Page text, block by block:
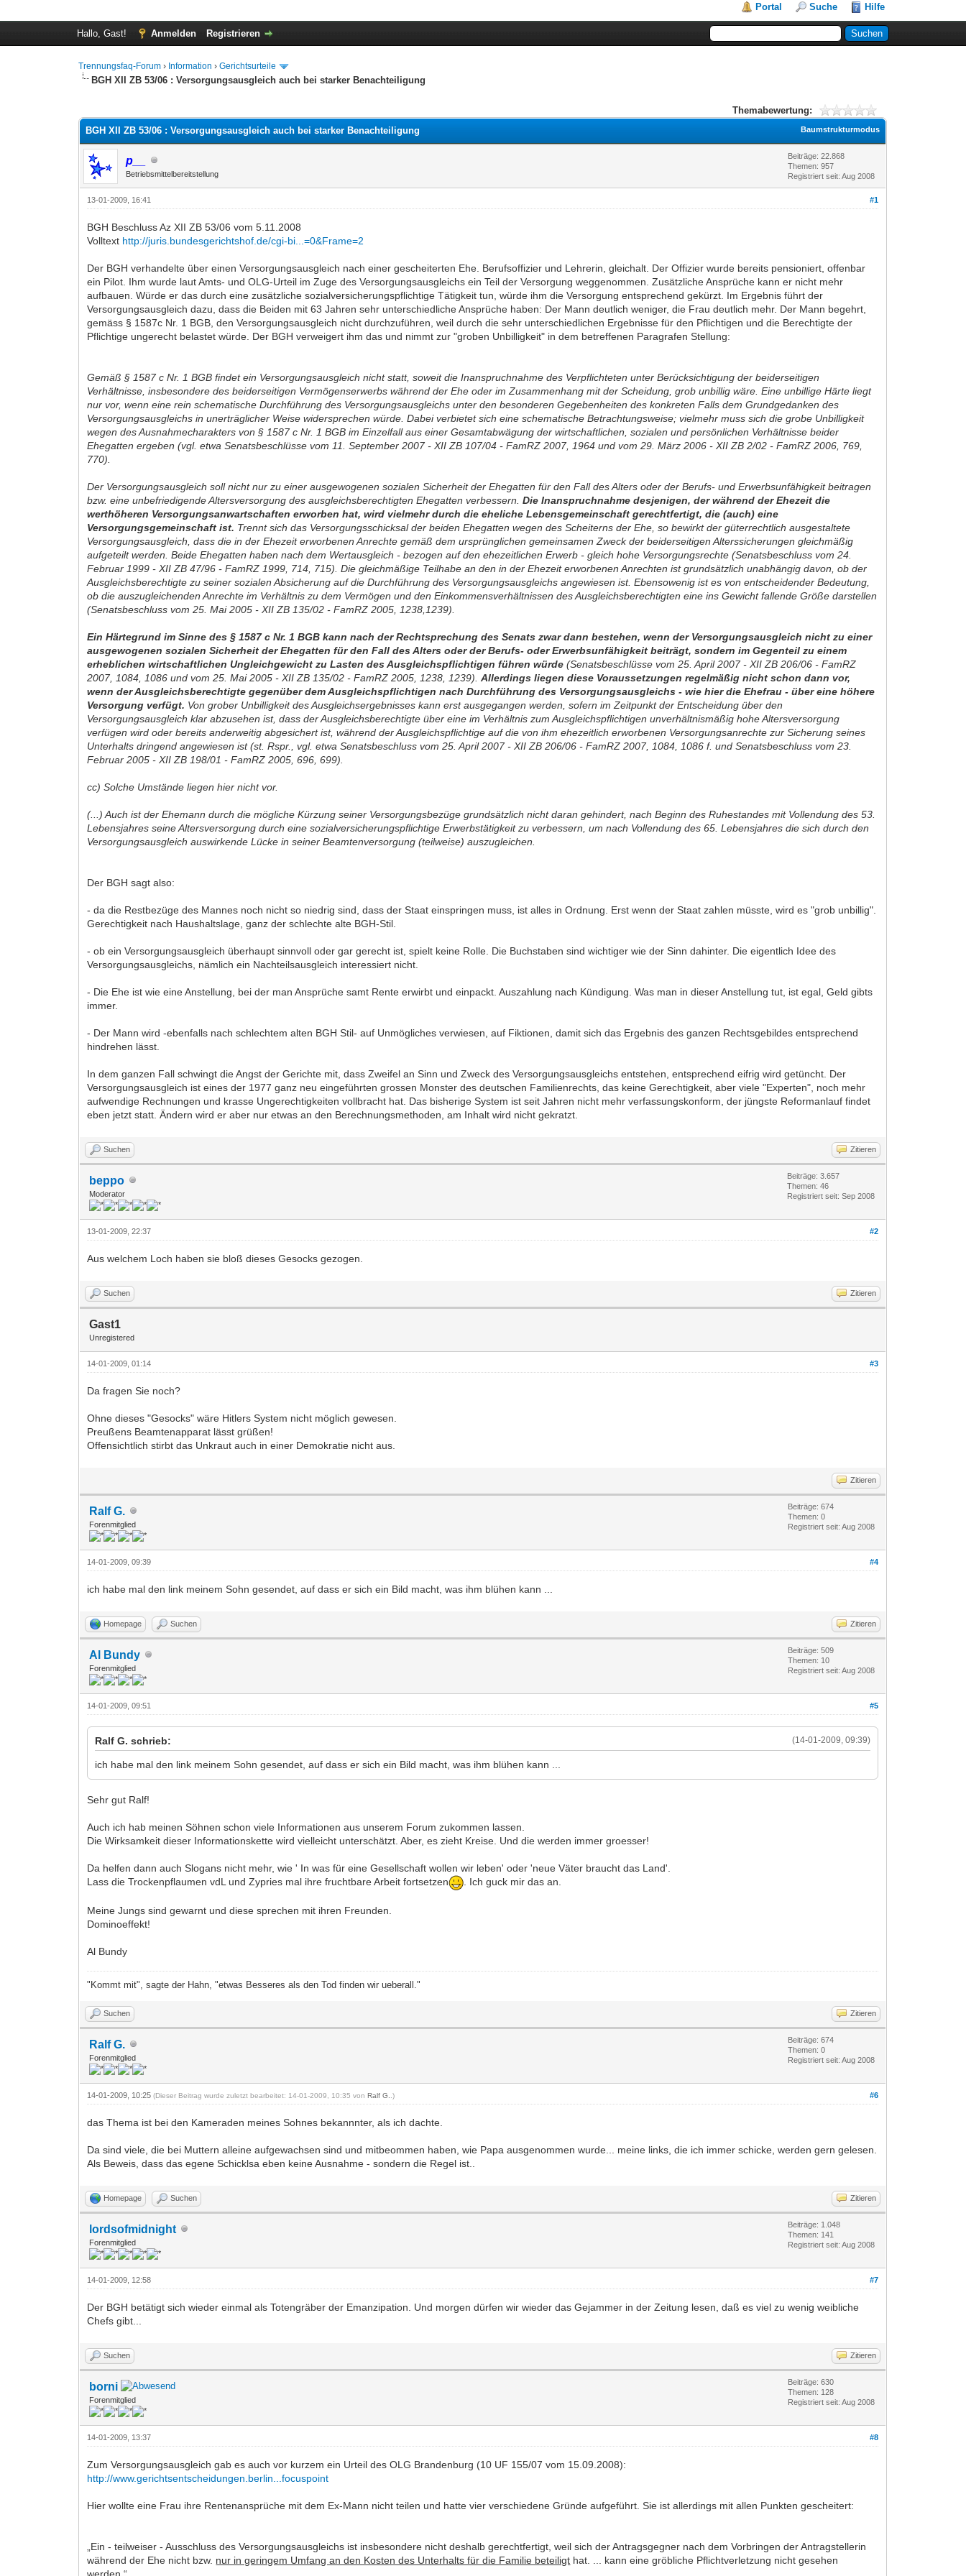
Portal Suche Hilfe
Hallo, Gast! Anmelden Registrieren
Trennungsfaq-Forum › Information ›Gerichtsurteile
BGH XII ZB 53/06 : Versorgungsausgleich auch bei starker Benachteiligung
Themabewertung:
Baumstrukturmodus
BGH XII ZB 53/06 : Versorgungsausgleich auch bei starker Benachteiligung
p__
Betriebsmittelbereitstellung
Beiträge: 22.868
Themen: 957
Registriert seit: Aug 2008
#1
13-01-2009, 16:41
BGH Beschluss Az XII ZB 53/06 vom 5.11.2008
Volltext http://juris.bundesgerichtshof.de/cgi-bi...=0&Frame=2
Der BGH verhandelte über einen Versorgungsausgleich nach einer gescheiterten Ehe. Berufsoffizier und Lehrerin, gleichalt. Der Offizier wurde bereits pensioniert, offenbar
ein Pilot. Ihm wurde laut Amts- und OLG-Urteil im Zuge des Versorgungsausgleichs ein Teil der Versorgung weggenommen. Zusätzliche Ansprüche kann er nicht mehr
aufbauen. Würde er das durch eine zusätzliche sozialversicherungspflichtige Tätigkeit tun, würde ihm die Versorgung entsprechend gekürzt. Im Ergebnis führt der
Versorgungsausgleich dazu, dass die Beiden mit 63 Jahren sehr unterschiedliche Ansprüche haben: Der Mann deutlich weniger, die Frau deutlich mehr. Der Mann begehrt,
gemäss § 1587c Nr. 1 BGB, den Versorgungsausgleich nicht durchzuführen, weil durch die sehr unterschiedlichen Ergebnisse für den Pflichtigen und die Berechtigte der
Pflichtige ungerecht belastet würde. Der BGH verweigert ihm das und nimmt zur "groben Unbilligkeit" in dem betreffenen Paragrafen Stellung:
Gemäß § 1587 c Nr. 1 BGB findet ein Versorgungsausgleich nicht statt, soweit die Inanspruchnahme des Verpflichteten unter Berücksichtigung der beiderseitigen
Verhältnisse, insbesondere des beiderseitigen Vermögenserwerbs während der Ehe oder im Zusammenhang mit der Scheidung, grob unbillig wäre. Eine unbillige Härte liegt
nur vor, wenn eine rein schematische Durchführung des Versorgungsausgleichs unter den besonderen Gegebenheiten des konkreten Falls dem Grundgedanken des
Versorgungsausgleichs in unerträglicher Weise widersprechen würde. Dabei verbietet sich eine schematische Betrachtungsweise; vielmehr muss sich die grobe Unbilligkeit
wegen des Ausnahmecharakters von § 1587 c Nr. 1 BGB im Einzelfall aus einer Gesamtabwägung der wirtschaftlichen, sozialen und persönlichen Verhältnisse beider
Ehegatten ergeben (vgl. etwa Senatsbeschlüsse vom 11. September 2007 - XII ZB 107/04 - FamRZ 2007, 1964 und vom 29. März 2006 - XII ZB 2/02 - FamRZ 2006, 769,
770).
Der Versorgungsausgleich soll nicht nur zu einer ausgewogenen sozialen Sicherheit der Ehegatten für den Fall des Alters oder der Berufs- und Erwerbsunfähigkeit beitragen
bzw. eine unbefriedigende Altersversorgung des ausgleichsberechtigten Ehegatten verbessern.Die Inanspruchnahme desjenigen, der während der Ehezeit die
werthöheren Versorgungsanwartschaften erworben hat, wird vielmehr durch die eheliche Lebensgemeinschaft gerechtfertigt, die (auch) eine
Versorgungsgemeinschaft ist. Trennt sich das Versorgungsschicksal der beiden Ehegatten wegen des Scheiterns der Ehe, so bewirkt der güterrechtlich ausgestaltete
Versorgungsausgleich, dass die in der Ehezeit erworbenen Anrechte gemäß dem ursprünglichen gemeinsamen Zweck der beiderseitigen Alterssicherungen gleichmäßig
aufgeteilt werden. Beide Ehegatten haben nach dem Wertausgleich - bezogen auf den ehezeitlichen Erwerb - gleich hohe Versorgungsrechte (Senatsbeschluss vom 24.
Februar 1999 - XII ZB 47/96 - FamRZ 1999, 714, 715). Die gleichmäßige Teilhabe an den in der Ehezeit erworbenen Anrechten ist grundsätzlich unabhängig davon, ob der
Ausgleichsberechtigte zu seiner sozialen Absicherung auf die Durchführung des Versorgungsausgleichs angewiesen ist. Ebensowenig ist es von entscheidender Bedeutung,
ob die auszugleichenden Anrechte im Verhältnis zu dem Vermögen und den Einkommensverhältnissen des Ausgleichsberechtigten eine ins Gewicht fallende Größe darstellen
(Senatsbeschluss vom 25. Mai 2005 - XII ZB 135/02 - FamRZ 2005, 1238,1239).
Ein Härtegrund im Sinne des § 1587 c Nr. 1 BGB kann nach der Rechtsprechung des Senats zwar dann bestehen, wenn der Versorgungsausgleich nicht zu einer
ausgewogenen sozialen Sicherheit der Ehegatten für den Fall des Alters oder der Berufs- oder Erwerbsunfähigkeit beiträgt, sondern im Gegenteil zu einem
erheblichen wirtschaftlichen Ungleichgewicht zu Lasten des Ausgleichspflichtigen führen würde (Senatsbeschlüsse vom 25. April 2007 - XII ZB 206/06 - FamRZ
2007, 1084, 1086 und vom 25. Mai 2005 - XII ZB 135/02 - FamRZ 2005, 1238, 1239).Allerdings liegen diese Voraussetzungen regelmäßig nicht schon dann vor,
wenn der Ausgleichsberechtigte gegenüber dem Ausgleichspflichtigen nach Durchführung des Versorgungsausgleichs - wie hier die Ehefrau - über eine höhere
Versorgung verfügt. Von grober Unbilligkeit des Ausgleichsergebnisses kann erst ausgegangen werden, sofern im Zeitpunkt der Entscheidung über den
Versorgungsausgleich klar abzusehen ist, dass der Ausgleichsberechtigte über eine im Verhältnis zum Ausgleichspflichtigen unverhältnismäßig hohe Altersversorgung
verfügen wird oder bereits anderweitig abgesichert ist, während der Ausgleichspflichtige auf die von ihm ehezeitlich erworbenen Versorgungsanrechte zur Sicherung seines
Unterhalts dringend angewiesen ist (st. Rspr., vgl. etwa Senatsbeschluss vom 25. April 2007 - XII ZB 206/06 - FamRZ 2007, 1084, 1086 f. und Senatsbeschluss vom 23.
Februar 2005 - XII ZB 198/01 - FamRZ 2005, 696, 699).
cc) Solche Umstände liegen hier nicht vor.
(...) Auch ist der Ehemann durch die mögliche Kürzung seiner Versorgungsbezüge grundsätzlich nicht daran gehindert, nach Beginn des Ruhestandes mit Vollendung des 53.
Lebensjahres seine Altersversorgung durch eine sozialversicherungspflichtige Erwerbstätigkeit zu verbessern, um nach Vollendung des 65. Lebensjahres die sich durch den
Versorgungsausgleich auswirkende Lücke in seiner Beamtenversorgung (teilweise) auszugleichen.
Der BGH sagt also:
- da die Restbezüge des Mannes noch nicht so niedrig sind, dass der Staat einspringen muss, ist alles in Ordnung. Erst wenn der Staat zahlen müsste, wird es "grob unbillig".
Gerechtigkeit nach Haushaltslage, ganz der schlechte alte BGH-Stil.
- ob ein Versorgungsausgleich überhaupt sinnvoll oder gar gerecht ist, spielt keine Rolle. Die Buchstaben sind wichtiger wie der Sinn dahinter. Die eigentlich Idee des
Versorgungsausgleichs, nämlich ein Nachteilsausgleich interessiert nicht.
- Die Ehe ist wie eine Anstellung, bei der man Ansprüche samt Rente erwirbt und einpackt. Auszahlung nach Kündigung. Was man in dieser Anstellung tut, ist egal, Geld gibts
immer.
- Der Mann wird -ebenfalls nach schlechtem alten BGH Stil- auf Unmögliches verwiesen, auf Fiktionen, damit sich das Ergebnis des ganzen Rechtsgebildes entsprechend
hindrehen lässt.
In dem ganzen Fall schwingt die Angst der Gerichte mit, dass Zweifel an Sinn und Zweck des Versorgungsausgleichs entstehen, entsprechend eifrig wird getüncht. Der
Versorgungsausgleich ist eines der 1977 ganz neu eingeführten grossen Monster des deutschen Familienrechts, das keine Gerechtigkeit, aber viele "Experten", noch mehr
aufwendige Rechnungen und krasse Ungerechtigkeiten vollbracht hat. Das bisherige System ist seit Jahren nicht mehr verfassungskonform, der jüngste Reformanlauf findet
eben jetzt statt. Ändern wird er aber nur etwas an den Berechnungsmethoden, am Inhalt wird nicht gekratzt.
Suchen Zitieren
beppo
Moderator
Beiträge: 3.657
Themen: 46
Registriert seit: Sep 2008
#2
13-01-2009, 22:37
Aus welchem Loch haben sie bloß dieses Gesocks gezogen.
Suchen Zitieren
Gast1
Unregistered
#3
14-01-2009, 01:14
Da fragen Sie noch?
Ohne dieses "Gesocks" wäre Hitlers System nicht möglich gewesen.
Preußens Beamtenapparat lässt grüßen!
Offensichtlich stirbt das Unkraut auch in einer Demokratie nicht aus.
Zitieren
Ralf G.
Forenmitglied
Beiträge: 674
Themen: 0
Registriert seit: Aug 2008
#4
14-01-2009, 09:39
ich habe mal den link meinem Sohn gesendet, auf dass er sich ein Bild macht, was ihm blühen kann ...
Homepage Suchen Zitieren
Al Bundy
Forenmitglied
Beiträge: 509
Themen: 10
Registriert seit: Aug 2008
#5
14-01-2009, 09:51
(14-01-2009, 09:39)
Ralf G. schrieb:
ich habe mal den link meinem Sohn gesendet, auf dass er sich ein Bild macht, was ihm blühen kann ...
Sehr gut Ralf!
Auch ich hab meinen Söhnen schon viele Informationen aus unserem Forum zukommen lassen.
Die Wirksamkeit dieser Informationskette wird vielleicht unterschätzt. Aber, es zieht Kreise. Und die werden immer groesser!
Da helfen dann auch Slogans nicht mehr, wie ' In was für eine Gesellschaft wollen wir leben' oder 'neue Väter braucht das Land'.
Lass die Trockenpflaumen vdL und Zypries mal ihre fruchtbare Arbeit fortsetzen
. Ich guck mir das an.
Meine Jungs sind gewarnt und diese sprechen mit ihren Freunden.
Dominoeffekt!
Al Bundy
"Kommt mit", sagte der Hahn, "etwas Besseres als den Tod finden wir ueberall."
Suchen Zitieren
Ralf G.
Forenmitglied
Beiträge: 674
Themen: 0
Registriert seit: Aug 2008
#6
14-01-2009, 10:25(Dieser Beitrag wurde zuletzt bearbeitet: 14-01-2009, 10:35 vonRalf G. .)
das Thema ist bei den Kameraden meines Sohnes bekannnter, als ich dachte.
Da sind viele, die bei Muttern alleine aufgewachsen sind und mitbeommen haben, wie Papa ausgenommen wurde... meine links, die ich immer schicke, werden gern gelesen.
Als Beweis, dass das egene Schicklsa eben keine Ausnahme - sondern die Regel ist..
Homepage Suchen Zitieren
lordsofmidnight
Forenmitglied
Beiträge: 1.048
Themen: 141
Registriert seit: Aug 2008
#7
14-01-2009, 12:58
Der BGH betätigt sich wieder einmal als Totengräber der Emanzipation. Und morgen dürfen wir wieder das Gejammer in der Zeitung lesen, daß es viel zu wenig weibliche
Chefs gibt...
Suchen Zitieren
borni
Forenmitglied
Beiträge: 630
Themen: 128
Registriert seit: Aug 2008
#8
14-01-2009, 13:37
Zum Versorgungsausgleich gab es auch vor kurzem ein Urteil des OLG Brandenburg (10 UF 155/07 vom 15.09.2008):
http://www.gerichtsentscheidungen.berlin...focuspoint
Hier wollte eine Frau ihre Rentenansprüche mit dem Ex-Mann nicht teilen und hatte vier verschiedene Gründe aufgeführt. Sie ist allerdings mit allen Punkten gescheitert:
„Ein - teilweiser - Ausschluss des Versorgungsausgleichs ist insbesondere nicht deshalb gerechtfertigt, weil sich der Antragsgegner nach dem Vorbringen der Antragstellerin
während der Ehe nicht bzw. nur in geringem Umfang an den Kosten des Unterhalts für die Familie beteiligt hat. ... kann eine gröbliche Pflichtverletzung nicht gesehen